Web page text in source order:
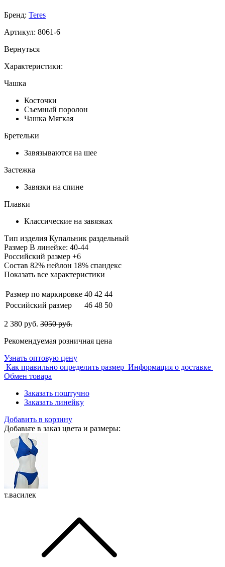
Бренд: Teres
Артикул: 8061-6
Вернуться
Характеристики:
Чашка
Косточки
Съемный поролон
Чашка Мягкая
Бретельки
Завязываются на шее
Застежка
Завязки на спине
Плавки
Классические на завязках
Тип изделия Купальник раздельный
Размер В линейке: 40-44
Российский размер +6
Состав 82% нейлон 18% спандекс
Показать все характеристики
Размер по маркировке 40 42 44
Российский размер
46 48 50
2 380 руб. 3050 руб.
Рекомендуемая розничная цена
Узнать оптовую цену
Как правильно определить размер Информация о доставке
Обмен товара
Заказать поштучно
Заказать линейку
Добавить в корзину
Добавьте в заказ цвета и размеры:
т.василек